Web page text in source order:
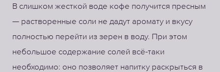
В слишком жесткой воде кофе получится пресным
— растворенные соли не дадут аромату и вкусу
полностью перейти из зерен в воду. При этом
небольшое содержание солей всё-таки
необходимо: оно позволяет напитку раскрыться в